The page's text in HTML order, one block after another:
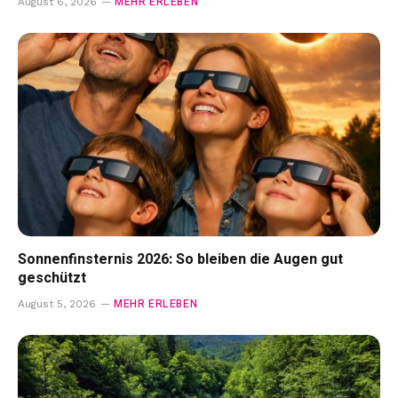
Sonnenfinsternis 2026: So bleiben die Augen gut
geschützt
August 5, 2026 MEHR ERLEBEN